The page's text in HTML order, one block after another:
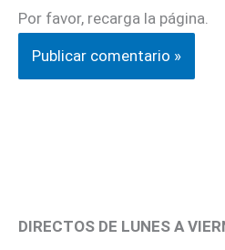
Por favor, recarga la página.
DIRECTOS DE LUNES A